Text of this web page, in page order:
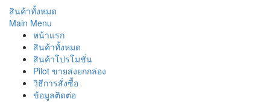
สินค้าทั้งหมด
Main Menu
หน้าแรก
สินค้าทั้งหมด
สินค้าโปรโมชั่น
Pilot ขายส่งยกกล่อง
วิธีการสั่งซื้อ
ข้อมูลติดต่อ